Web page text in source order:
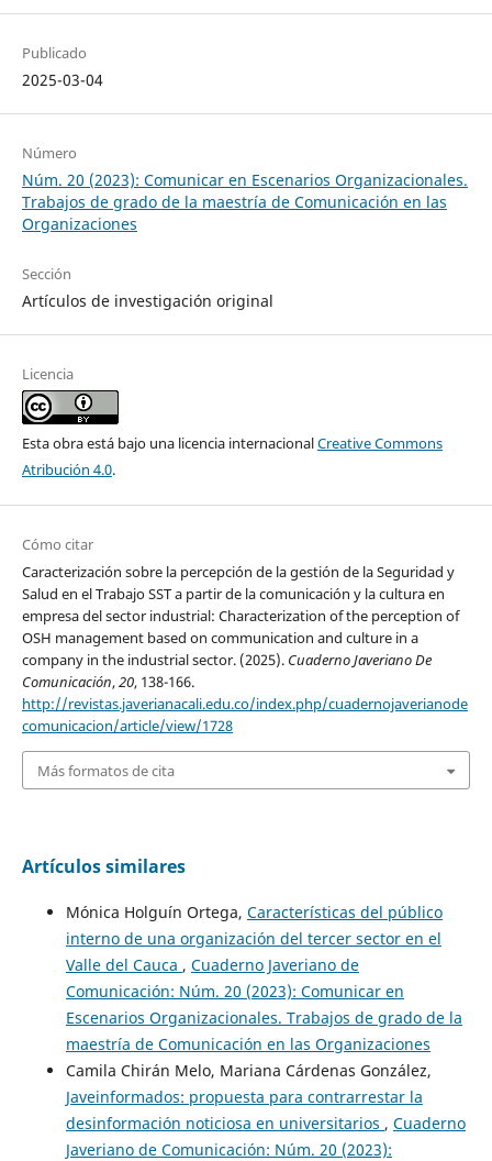
Publicado
2025-03-04
Número
Núm. 20 (2023): Comunicar en Escenarios Organizacionales.
Trabajos de grado de la maestría de Comunicación en las
Organizaciones
Sección
Artículos de investigación original
Licencia
Esta obra está bajo una licencia internacionalCreative Commons
Atribución 4.0.
Cómo citar
Caracterización sobre la percepción de la gestión de la Seguridad y
Salud en el Trabajo SST a partir de la comunicación y la cultura en
empresa del sector industrial: Characterization of the perception of
OSH management based on communication and culture in a
company in the industrial sector. (2025). Cuaderno Javeriano De
Comunicación,20, 138-166.
http://revistas.javerianacali.edu.co/index.php/cuadernojaverianode
comunicacion/article/view/1728
Más formatos de cita
Artículos similares
Mónica Holguín Ortega, Características del público
interno de una organización del tercer sector en el
Valle del Cauca , Cuaderno Javeriano de
Comunicación: Núm. 20 (2023): Comunicar en
Escenarios Organizacionales. Trabajos de grado de la
maestría de Comunicación en las Organizaciones
Camila Chirán Melo, Mariana Cárdenas González,
Javeinformados: propuesta para contrarrestar la
desinformación noticiosa en universitarios , Cuaderno
Javeriano de Comunicación: Núm. 20 (2023):